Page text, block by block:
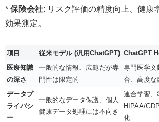
* 保険会社: リスク評価の精度向上、健康
効果測定。
項目 従来モデル (汎用ChatGPT) ChatGPT
医療知識
の深さ
一般的な情報、広範だが専
門性は限定的
専門医学文
合、高度な
データプ
ライバシ
ー
一般的なデータ保護、個人
健康データ処理には不向き
連合学習、
HIPAA/
化